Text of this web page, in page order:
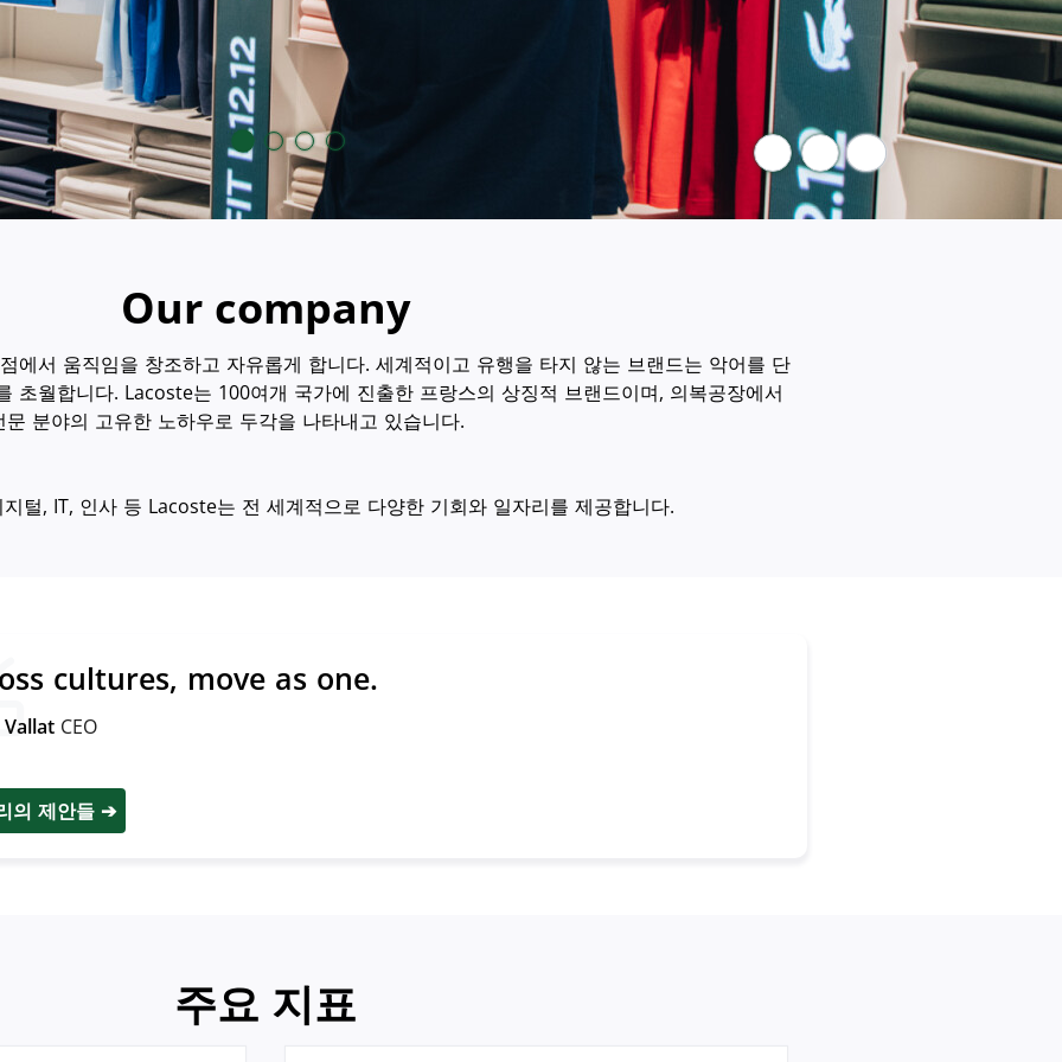
중지
Our company
에서 움직임을 창조하고 자유롭게 합니다. 세계적이고 유행을 타지 않는 브랜드는 악어를 단
초월합니다. Lacoste는 100여개 국가에 진출한 프랑스의 상징적 브랜드이며, 의복공장에서
분야의 고유한 노하우로 두각을 나타내고 있습니다.
털, IT, 인사 등 Lacoste는 전 세계적으로 다양한 기회와 일자리를 제공합니다.
cultures, move as one.
Vallat CEO
의 제안들
주요 지표